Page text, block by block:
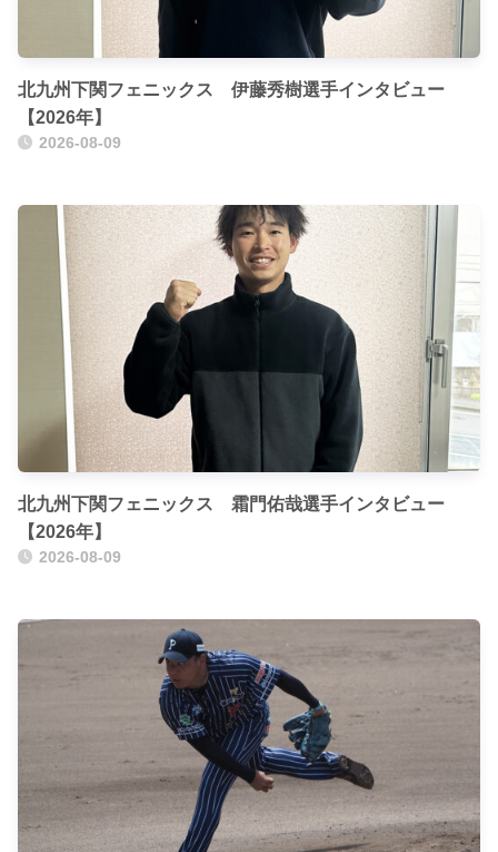
北九州下関フェニックス 伊藤秀樹選手インタビュー
【2026年】
2026-08-09
北九州下関フェニックス 霜門佑哉選手インタビュー
【2026年】
2026-08-09